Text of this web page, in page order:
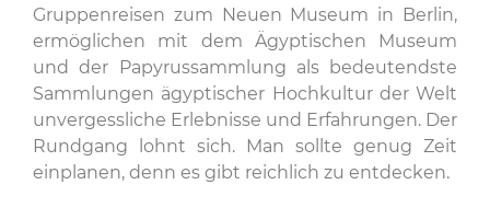
Gruppenreisen zum Neuen Museum in Berlin,
ermöglichen mit dem Ägyptischen Museum
und der Papyrussammlung als bedeutendste
Sammlungen ägyptischer Hochkultur der Welt
unvergessliche Erlebnisse und Erfahrungen. Der
Rundgang lohnt sich. Man sollte genug Zeit
einplanen, denn es gibt reichlich zu entdecken.